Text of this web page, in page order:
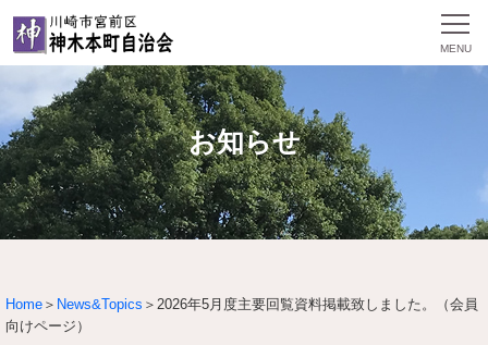
お知らせ
Home ＞ News&Topics ＞2026年5月度主要回覧資料掲載致しました。（会員
向けページ）